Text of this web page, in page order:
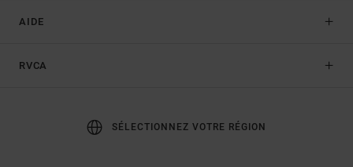
AIDE
RVCA
SÉLECTIONNEZ VOTRE RÉGION